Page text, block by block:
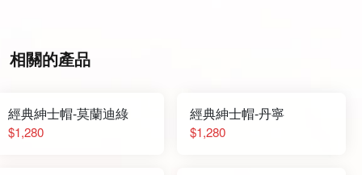
相關的產品
經典紳士帽-莫蘭迪綠
$1,280
經典紳士帽-丹寧
$1,280